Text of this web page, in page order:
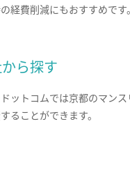
経費削減にもおすすめです。
ら探す
ットコムでは京都のマン
ることができます。